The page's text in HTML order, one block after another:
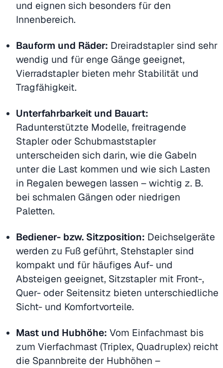
und eignen sich besonders für den
Innenbereich.
Bauform und Räder: Dreiradstapler sind sehr
wendig und für enge Gänge geeignet,
Vierradstapler bieten mehr Stabilität und
Tragfähigkeit.
Unterfahrbarkeit und Bauart:
Radunterstützte Modelle, freitragende
Stapler oder Schubmaststapler
unterscheiden sich darin, wie die Gabeln
unter die Last kommen und wie sich Lasten
in Regalen bewegen lassen – wichtig z. B.
bei schmalen Gängen oder niedrigen
Paletten.
Bediener- bzw. Sitzposition: Deichselgeräte
werden zu Fuß geführt, Stehstapler sind
kompakt und für häufiges Auf- und
Absteigen geeignet, Sitzstapler mit Front-,
Quer- oder Seitensitz bieten unterschiedliche
Sicht- und Komfortvorteile.
Mast und Hubhöhe: Vom Einfachmast bis
zum Vierfachmast (Triplex, Quadruplex) reicht
die Spannbreite der Hubhöhen –